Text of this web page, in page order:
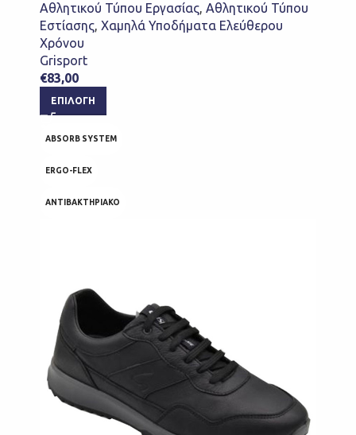
Αθλητικού Τύπου Εργασίας, Αθλητικού Τύπου
Εστίασης, Χαμηλά Υποδήματα Ελεύθερου
Χρόνου
Grisport
€83,00
ΕΠΙΛΟΓΉ
ABSORB SYSTEM
ERGO-FLEX
ΑΝΤΙΒΑΚΤΗΡΙΑΚΟ